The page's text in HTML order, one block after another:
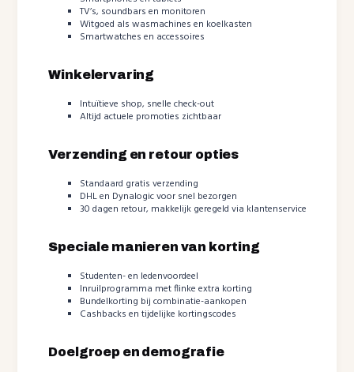
TV’s, soundbars en monitoren
Witgoed als wasmachines en koelkasten
Smartwatches en accessoires
Winkelervaring
Intuïtieve shop, snelle check-out
Altijd actuele promoties zichtbaar
Verzending en retour opties
Standaard gratis verzending
DHL en Dynalogic voor snel bezorgen
30 dagen retour, makkelijk geregeld via klantenservice
Speciale manieren van korting
Studenten- en ledenvoordeel
Inruilprogramma met flinke extra korting
Bundelkorting bij combinatie-aankopen
Cashbacks en tijdelijke kortingscodes
Doelgroep en demografie